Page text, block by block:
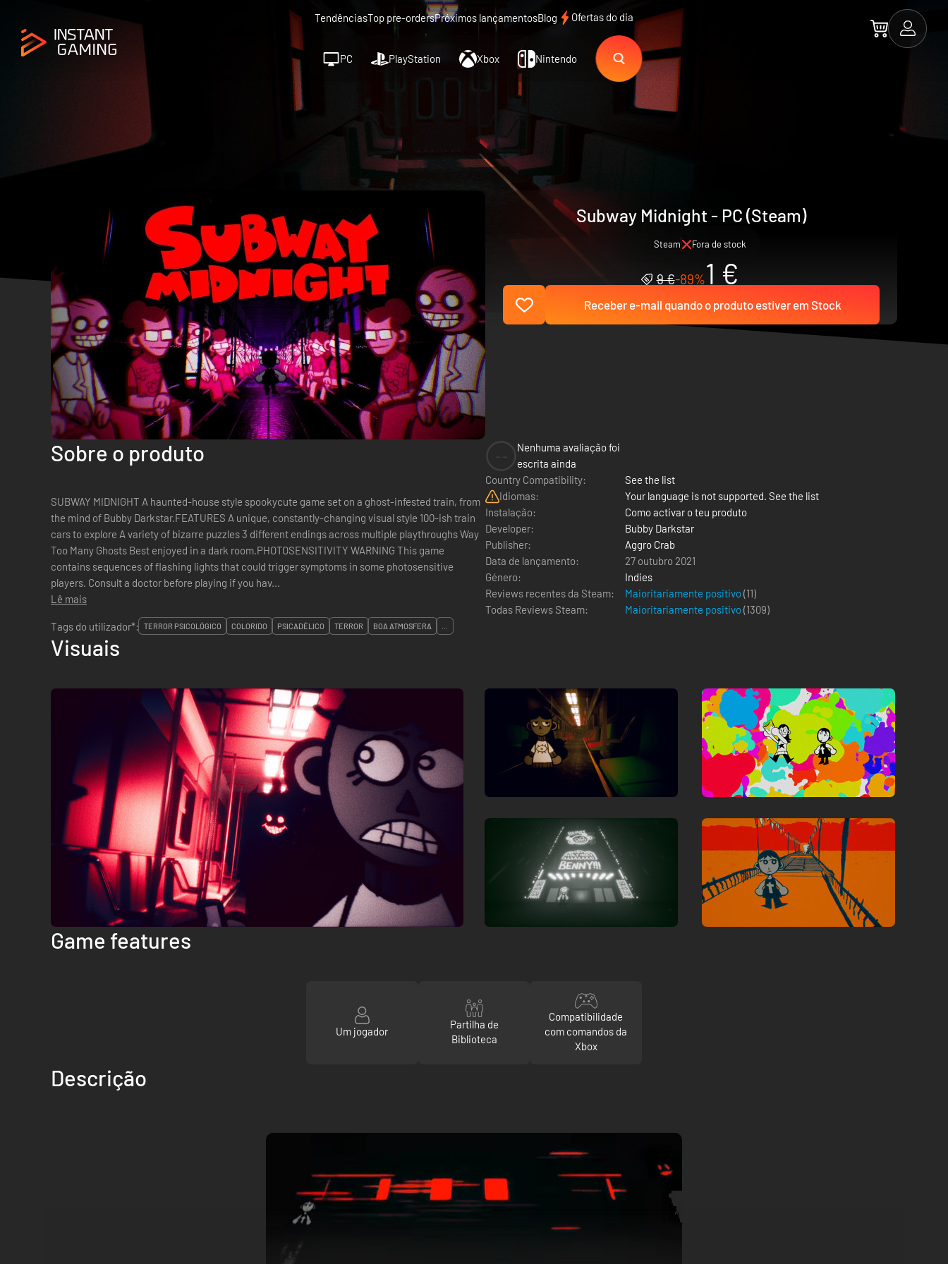
TendênciasTop pre-ordersPróximos lançamentosBlog Ofertas do dia
PC PlayStation Xbox Nintendo
Subway Midnight - PC (Steam)
Steam Fora de stock
9 €-89%1 €
Receber e-mail quando o produto estiver em Stock
Sobre o produto
SUBWAY MIDNIGHT A haunted-house style spookycute game set on a ghost-infested train, from
the mind of Bubby Darkstar.FEATURES A unique, constantly-changing visual style 100-ish train
cars to explore A variety of bizarre puzzles 3 different endings across multiple playthroughs Way
Too Many Ghosts Best enjoyed in a dark room.PHOTOSENSITIVITY WARNING This game
contains sequences of flashing lights that could trigger symptoms in some photosensitive
players. Consult a doctor before playing if you hav...
Lê mais
Nenhuma avaliação foi
escrita ainda
Country Compatibility:
See the list
Idiomas:
Your language is not supported. See the list
Instalação:
Como activar o teu produto
Developer:
Bubby Darkstar
Publisher:
Aggro Crab
Data de lançamento:
27 outubro 2021
Género:
Indies
Reviews recentes da Steam:
Maioritariamente positivo(11)
Todas Reviews Steam:
Maioritariamente positivo(1309)
Tags do utilizador*:
TERROR PSICOLÓGICO COLORIDO PSICADÉLICO TERROR BOA ATMOSFERA ...
Visuais
Game features
Um jogador
Partilha de
Biblioteca
Compatibilidade
com comandos da
Xbox
Descrição